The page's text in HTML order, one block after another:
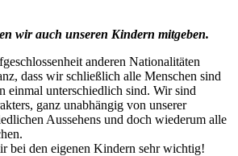
wir auch unseren Kindern mitgeben.
anderen Nationalitäten
dass wir schließlich alle Menschen sind
einmal unterschiedlich sind. Wir sind
ganz unabhängig von unserer
Aussehens und doch wiederum alle
bei den eigenen Kindern sehr wichtig!